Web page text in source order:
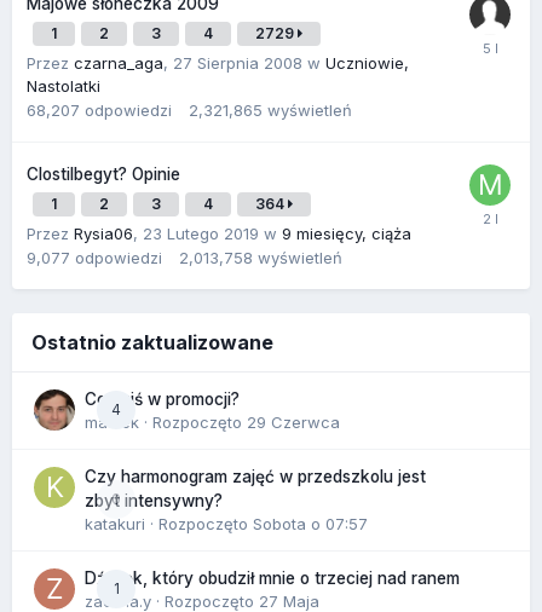
1 2 3 4 2729
Przez czarna_aga, 27 Sierpnia 2008 w Uczniowie,
Nastolatki
68,207 odpowiedzi 2,321,865 wyświetleń
Clostilbegyt? Opinie
1 2 3 4 364
Przez Rysia06, 23 Lutego 2019 w 9 miesięcy, ciąża
9,077 odpowiedzi 2,013,758 wyświetleń
Ostatnio zaktualizowane
4
Co dziś w promocji?
maciek · Rozpoczęto 29 Czerwca
0
Czy harmonogram zajęć w przedszkolu jest
zbyt intensywny?
katakuri · Rozpoczęto Sobota o 07:57
1
Dźwięk, który obudził mnie o trzeciej nad ranem
zackr.a.y · Rozpoczęto 27 Maja